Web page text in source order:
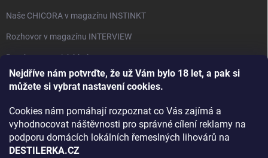
Nejdříve nám potvrďte, že už Vám bylo 18 let, a pak si
můžete si vybrat nastavení cookies.
Cookies nám pomáhají rozpoznat co Vás zajímá a
vyhodnocovat náštěvnosti pro správné cílení reklamy na
podporu domácích lokálních řemeslných lihovárů na
DESTILERKA.CZ
Naše CHICORA v magazínu INSTINKT
Rozhovor v magazínu INTERVIEW
Bourbon, americká krása.
Napsali v TÝDNU o naší práci
Rozhovor s DESTILERKA.CZ v magazínu DRINKING-CAT
Jak vybrat dárek na Vánoce